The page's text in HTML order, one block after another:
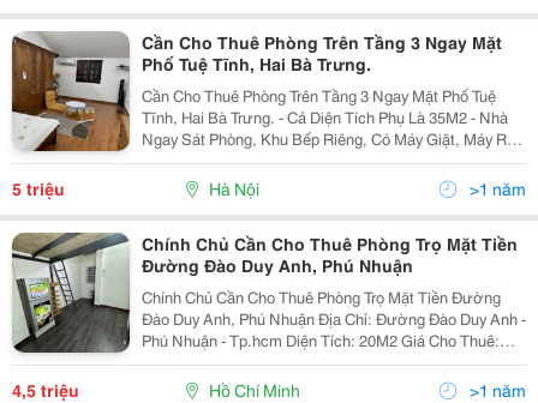
Cần Cho Thuê Phòng Trên Tầng 3 Ngay Mặt
Phố Tuệ Tĩnh, Hai Bà Trưng.
Cần Cho Thuê Phòng Trên Tầng 3 Ngay Mặt Phố Tuệ
Tĩnh, Hai Bà Trưng. - Cả Diện Tích Phụ Là 35M2 - Nhà
Ngay Sát Phòng, Khu Bếp Riêng, Có Máy Giặt, Máy Rửa
Bát, Lvs... - Điện Có Công Tơ Riêng, Tính Theo Giá Nhà
Nước. Nước Hoá Đơn Chia Đầu...
5 triệu Hà Nội >1 năm
Chính Chủ Cần Cho Thuê Phòng Trọ Mặt Tiền
Đường Đào Duy Anh, Phú Nhuận
Chính Chủ Cần Cho Thuê Phòng Trọ Mặt Tiền Đường
Đào Duy Anh, Phú Nhuận Địa Chỉ: Đường Đào Duy Anh -
Phú Nhuận - Tp.hcm Diện Tích: 20M2 Giá Cho Thuê:
4Tr5/Tháng + Điện 4K + Nước 100K/ Người + Phí Dịch
Vụ 200K + Free 2 Xe Máy + Không Giới Hạn...
4,5 triệu Hồ Chí Minh >1 năm